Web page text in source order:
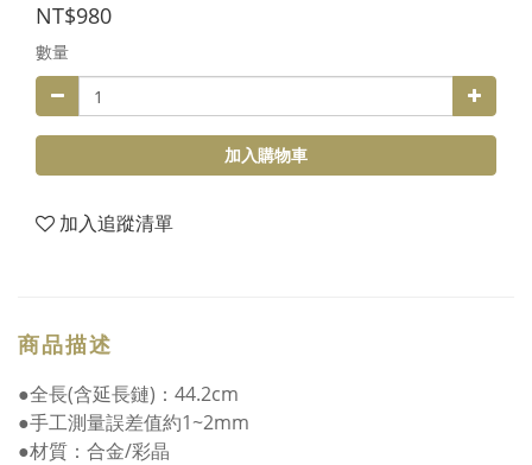
NT$980
數量
加入購物車
加入追蹤清單
商品描述
●全長(含延長鏈)：44.2cm
●手工測量誤差值約1~2mm
●材質：合金/彩晶